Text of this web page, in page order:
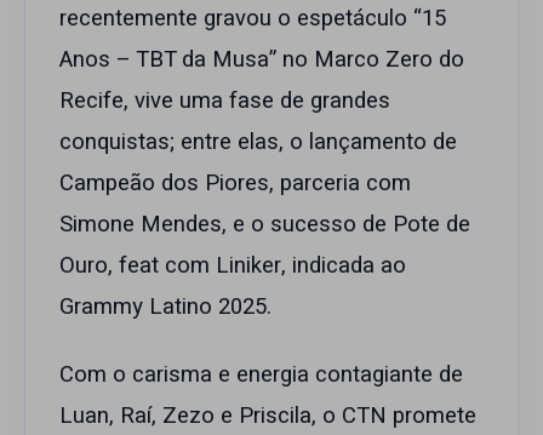
recentemente gravou o espetáculo “15
Anos – TBT da Musa” no Marco Zero do
Recife, vive uma fase de grandes
conquistas; entre elas, o lançamento de
Campeão dos Piores, parceria com
Simone Mendes, e o sucesso de Pote de
Ouro, feat com Liniker, indicada ao
Grammy Latino 2025.
Com o carisma e energia contagiante de
Luan, Raí, Zezo e Priscila, o CTN promete